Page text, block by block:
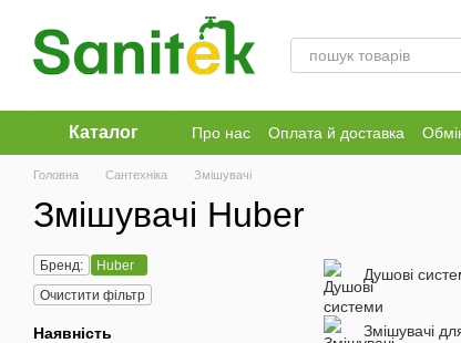
Перейти до основного контенту
Каталог Про нас Оплата й доставка
Головна Сантехніка Змішувачі
Змішувачі Huber
Душові
Змішувачі
Бренд:
Huber
Очистити фільтр
Наявність